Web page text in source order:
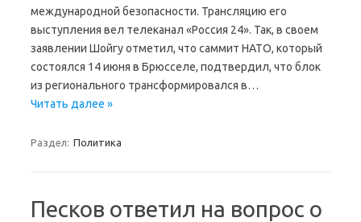
международной безопасности. Трансляцию его
выступления вел телеканал «Россия 24». Так, в своем
заявлении Шойгу отметил, что саммит НАТО, который
состоялся 14 июня в Брюсселе, подтвердил, что блок
из регионального трансформировался в…
Читать далее »
Раздел: Политика
Песков ответил на вопрос о